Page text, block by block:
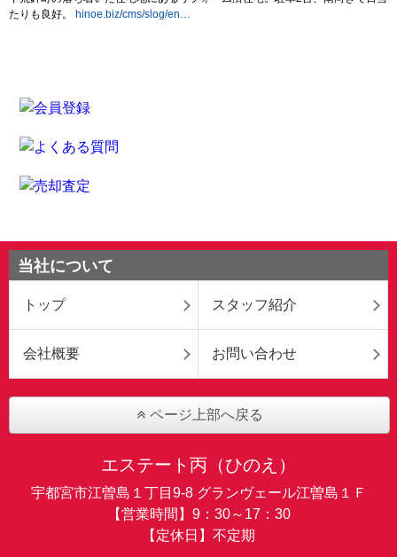
当社について
トップ スタッフ紹介
会社概要 お問い合わせ
ページ上部へ戻る
エステート丙（ひのえ）
宇都宮市江曽島１丁目9-8 グランヴェール江曽島１Ｆ
【営業時間】9：30～17：30
【定休日】不定期